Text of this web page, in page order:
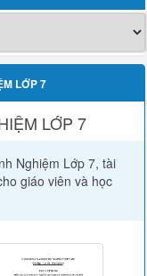
LỚP 7
LỚP 7
Nghiệm Lớp 7, tài
giáo viên và học